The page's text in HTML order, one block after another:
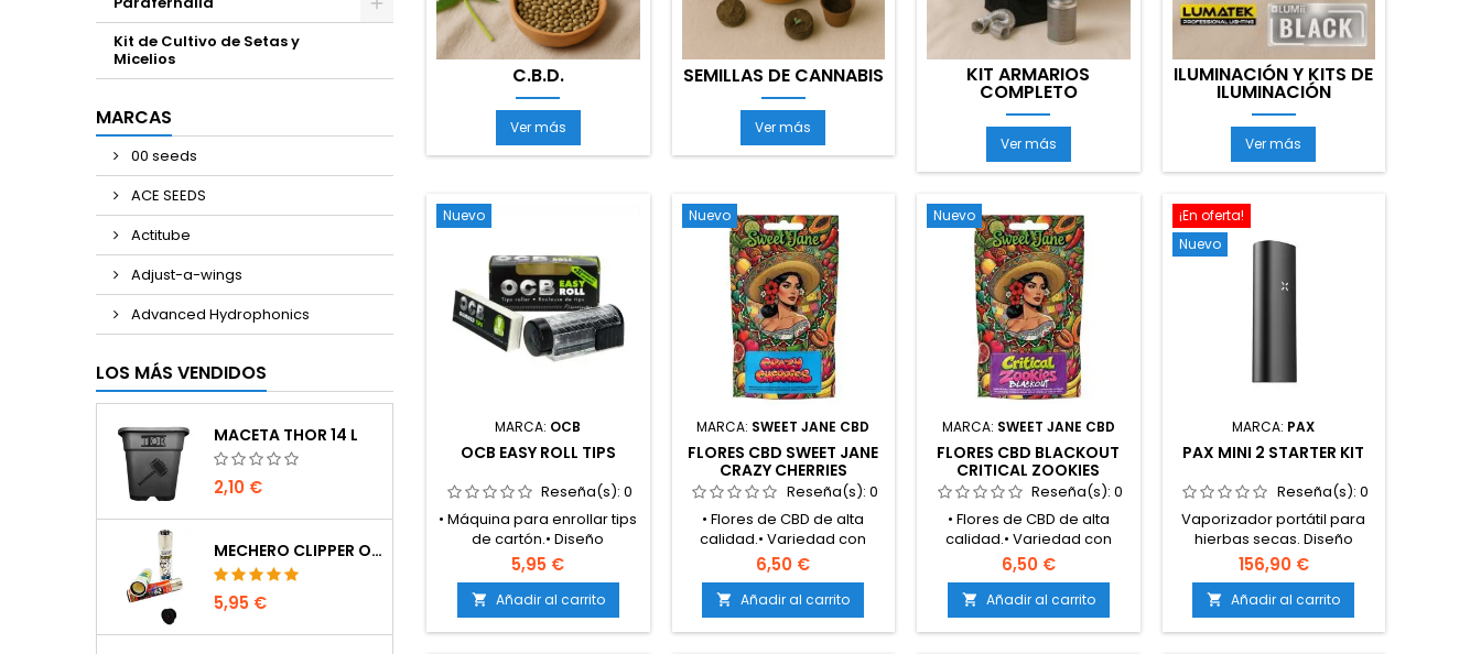
Kit de Cultivo de Setas y
Micelios
MARCAS
00 seeds
ACE SEEDS
Actitube
Adjust-a-wings
Advanced Hydrophonics
LOS MÁS VENDIDOS
MACETA THOR 14 L
2,10 €
MECHERO CLIPPER OCULTACIÓN
5,95 €
C.B.D.
Ver másC.B.D.
SEMILLAS DE CANNABIS
Ver más
de
Cannabis
KIT ARMARIOS
COMPLETO
Ver másKit
Armarios
Completo
ILUMINACIÓN Y KITS DE
ILUMINACIÓN
Ver más
y
Kits
Nuevo
MARCA: OCB
OCB EASY ROLL TIPS
Reseña(s):0
• Máquina para enrollar tips
de cartón.• Diseño
compacto, ligero y
resistente.• Fácil de utilizar y
transportar.• Permite
obtener filtros uniformes
rápidamente.• Compatible
5,95 €
 Añadir al carrito
Nuevo
MARCA: SWEET JANE CBD
FLORES CBD SWEET JANE
CRAZY CHERRIES
Reseña(s): 0
• Flores de CBD de alta
calidad.• Variedad con
perfil aromático Cotton
Candy.• Cogollos
compactos, resinosos y
bien seleccionados.• Bajo
contenido en THC (legal).•
6,50 €
 Añadir al carrito
Nuevo
MARCA: SWEET JANE CBD
FLORES CBD BLACKOUT
CRITICAL ZOOKIES
Reseña(s):0
• Flores de CBD de alta
calidad.• Variedad con
perfil aromático Bubble
Gum.• Cogollos compactos,
resinosos y bien
seleccionados.• Bajo
contenido en THC (legal).•
6,50 €
 Añadir al carrito
¡En oferta!
Nuevo
MARCA: PAX
PAX MINI 2 STARTER KIT
Reseña(s): 0
Vaporizador portátil para
hierbas secas. Diseño
ultracompacto de solo 89 g.
Cámara de calentamiento
de mayor capacidad. 4
modos inteligentes de
temperatura.
156,90 €
 Añadir al carrito